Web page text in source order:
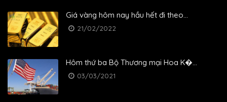
Giá vàng hôm nay hầu hết đi theo...
21/02/2022
Hôm thứ ba Bộ Thương mại Hoa K�...
03/03/2021